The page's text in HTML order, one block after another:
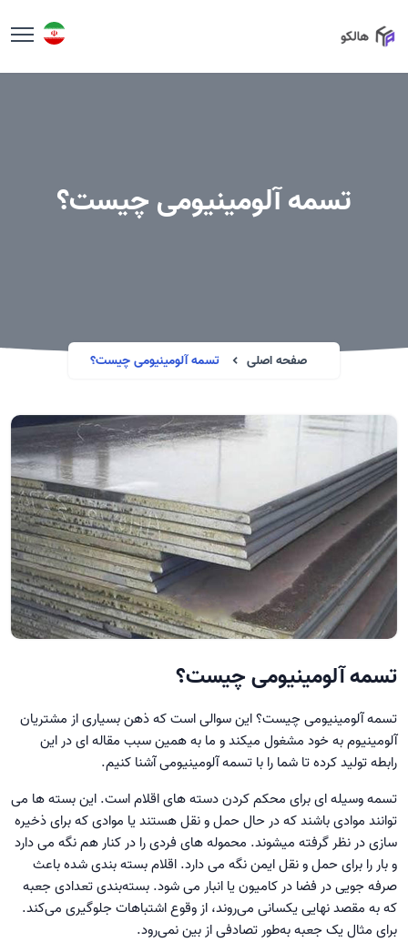
تسمه آلومینیومی چیست؟
صفحه اصلی تسمه آلومینیومی چیست؟
تسمه آلومینیومی چیست؟
تسمه آلومینیومی چیست؟ این سوالی است که ذهن بسیاری از مشتریان
آلومینیوم به خود مشغول میکند و ما به همین سبب مقاله ای در این
رابطه تولید کرده تا شما را با تسمه آلومینیومی آشنا کنیم.
تسمه وسیله ای برای محکم کردن دسته های اقلام است. این بسته ها می
توانند موادی باشند که در حال حمل و نقل هستند یا موادی که برای ذخیره
سازی در نظر گرفته میشوند. محموله های فردی را در کنار هم نگه می دارد
و بار را برای حمل و نقل ایمن نگه می دارد. اقلام بسته بندی شده باعث
صرفه جویی در فضا در کامیون یا انبار می شود. بسته‌بندی تعدادی جعبه
که به مقصد نهایی یکسانی می‌روند، از وقوع اشتباهات جلوگیری می‌کند.
برای مثال یک جعبه به‌طور تصادفی از بین نمی‌رود.